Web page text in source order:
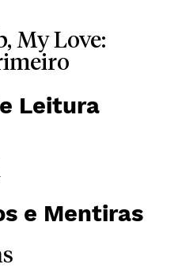
My Love:
Leitura
e Mentiras